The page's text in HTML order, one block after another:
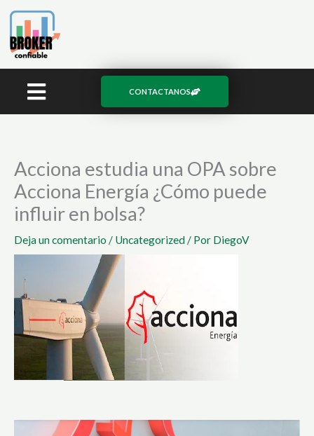
contenido
CONTACTANOS
Acciona estudia una OPA sobre
Acciona Energía ¿Cómo puede
influir en bolsa?
Deja un comentario / Uncategorized/ Por DiegoV